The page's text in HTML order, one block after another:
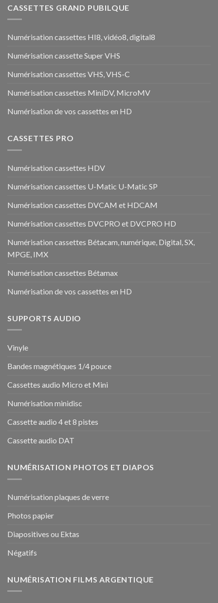
CASSETTES GRAND PUBILQUE
Numérisation cassettes HI8, vidéo8, digital8
Numérisation cassette Super VHS
Numérisation cassettes VHS, VHS-C
Numérisation cassettes MiniDV, MicroMV
Numérisation de vos cassettes en HD
CASSETTES PRO
Numérisation cassettes HDV
Numérisation cassettes U-Matic U-Matic SP
Numérisation cassettes DVCAM et HDCAM
Numérisation cassettes DVCPRO et DVCPRO HD
Numérisation cassettes Bétacam, numérique, Digital, SX,
MPGE, IMX
Numérisation cassettes Bétamax
Numérisation de vos cassettes en HD
SUPPORTS AUDIO
Vinyle
Bandes magnétiques 1/4 pouce
Cassettes audio Micro et Mini
Numérisation minidisc
Cassette audio 4 et 8 pistes
Cassette audio DAT
NUMÉRISATION PHOTOS ET DIAPOS
Numérisation plaques de verre
Photos papier
Diapositives ou Ektas
Négatifs
NUMÉRISATION FILMS ARGENTIQUE